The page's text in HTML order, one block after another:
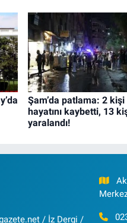
Şam’da patlama: 2 kişi
hayatını kaybetti, 13
yaralandı!
/ İz Dergi /